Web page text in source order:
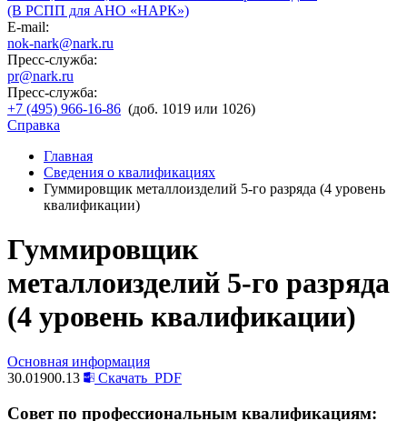
(В РСПП для АНО «НАРК»)
E-mail:
nok-nark@nark.ru
Пресс-служба:
pr@nark.ru
Пресс-служба:
+7 (495) 966-16-86 (доб. 1019 или 1026)
Справка
Главная
Сведения о квалификациях
Гуммировщик металлоизделий 5-го разряда (4 уровень
квалификации)
Гуммировщик
металлоизделий 5-го разряда
(4 уровень квалификации)
Основная информация
30.01900.13
Скачать PDF
Совет по профессиональным квалификациям: